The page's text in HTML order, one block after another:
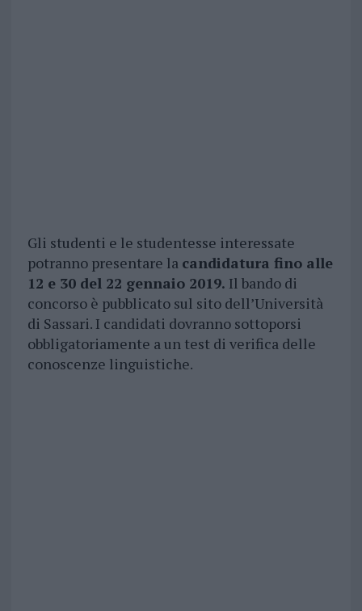
Gli studenti e le studentesse interessate
potranno presentare la candidatura fino alle
12 e 30 del 22 gennaio 2019. Il bando di
concorso è pubblicato sul sito dell’Università
di Sassari. I candidati dovranno sottoporsi
obbligatoriamente a un test di verifica delle
conoscenze linguistiche.